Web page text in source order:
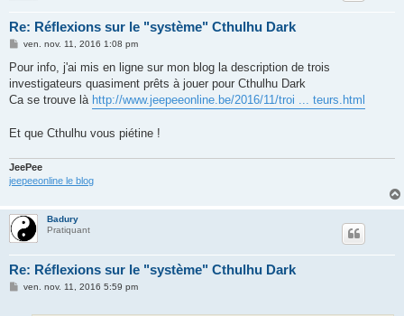
Re: Réflexions sur le "système" Cthulhu Dark
M
s
a
g
ven. nov. 11, 2016 1:08 pm
Pour info, j'ai mis en ligne sur mon blog la description de trois
investigateurs quasiment prêts à jouer pour Cthulhu Dark
Ca se trouve là http://www.jeepeeonline.be/2016/11/troi ... teurs.html
Et que Cthulhu vous piétine !
JeePee
jeepeeonline le blog
Badury
Pratiquant
Re: Réflexions sur le "système" Cthulhu Dark
Mven. nov. 11, 2016 5:59 pm